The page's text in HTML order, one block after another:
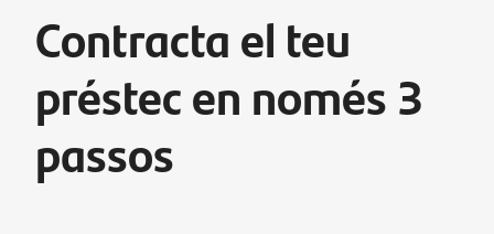
Contracta el teu
préstec en només 3
passos